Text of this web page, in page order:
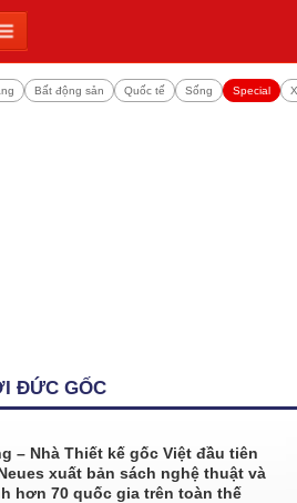
Bất động sản Quốc tế Sống Special
ĐỨC GỐC
– Nhà Thiết kế gốc Việt đầu tiên
xuất bản sách nghệ thuật và
hơn 70 quốc gia trên toàn thế